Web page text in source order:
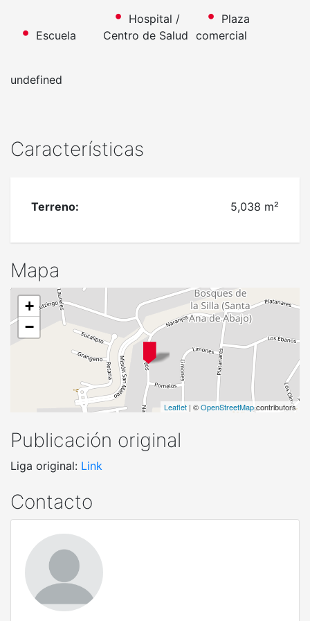
Características
Terreno: 5,038 m²
Mapa
+
−
Leaflet | ©OpenStreetMapcontributors
Publicación original
Liga original: Link
Contacto
Escuela
Hospital /
Centro de Salud
Plaza
comercial
undefined